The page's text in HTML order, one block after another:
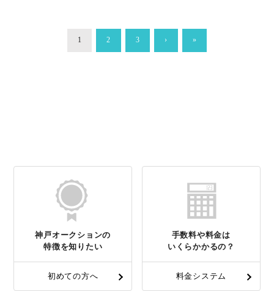
1 2 3 › »
神戸オークションの
特徴を知りたい
初めての方へ
手数料や料金は
いくらかかるの？
料金システム